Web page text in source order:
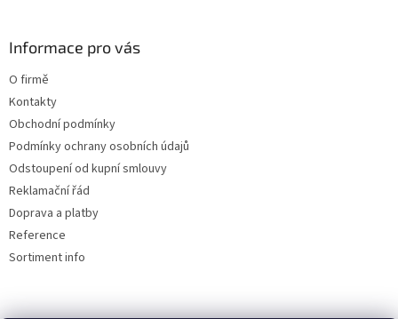
Informace pro vás
O firmě
Kontakty
Obchodní podmínky
Podmínky ochrany osobních údajů
Odstoupení od kupní smlouvy
Reklamační řád
Doprava a platby
Reference
Sortiment info